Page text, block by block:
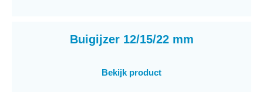
Buigijzer 12/15/22 mm
Bekijk product